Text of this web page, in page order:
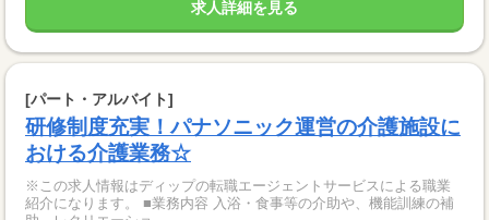
求人詳細を見る
[パート・アルバイト]
研修制度充実！パナソニック運営の介護施設に
おける介護業務☆
※この求人情報はディップの転職エージェントサービスによる職業
紹介になります。 ■業務内容 入浴・食事等の介助や、機能訓練の補